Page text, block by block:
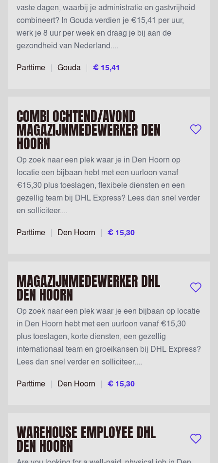
Parttime Gouda € 15,41
vaste dagen, waarbij je administratie en gastvrijheid
combineert? In Gouda verdien je €15,41 per uur,
werk je 8 uur per week en draag je bij aan de
gezondheid van Nederland....
COMBI OCHTEND/AVOND
MAGAZIJNMEDEWERKER DEN
HOORN Bewaar
Parttime Den Hoorn € 15,30
Op zoek naar een plek waar je in Den Hoorn op
locatie een bijbaan hebt met een uurloon vanaf
€15,30 plus toeslagen, flexibele diensten en een
gezellig team bij DHL Express? Lees dan snel verder
en solliciteer....
MAGAZIJNMEDEWERKER DHL
DEN HOORN Bewaar
Parttime Den Hoorn € 15,30
Op zoek naar een plek waar je een bijbaan op locatie
in Den Hoorn hebt met een uurloon vanaf €15,30
plus toeslagen, korte diensten, een gezellig
internationaal team en groeikansen bij DHL Express?
Lees dan snel verder en solliciteer....
WAREHOUSE EMPLOYEE DHL
DEN HOORN Bewaar